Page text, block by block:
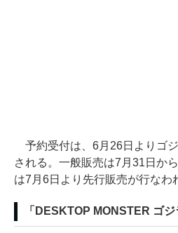
予約受付は、6月26日よりゴ
される。一般販売は7月31日か
は7月6日より先行販売が行なわ
「DESKTOP MONSTER ゴ